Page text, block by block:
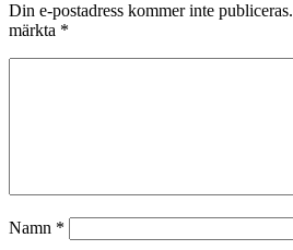
Din e-postadress kommer inte publiceras.
märkta *
Namn *